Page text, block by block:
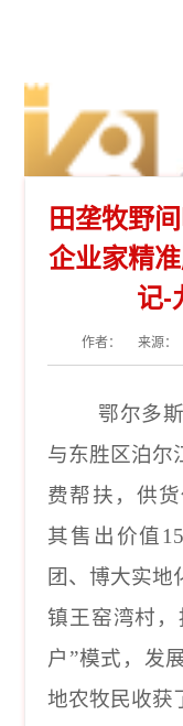
田垄牧野
企业家精
记-
作者： 来源：
鄂尔多
与东胜区泊尔
费帮扶，供
其售出价值
团、博大实地
镇王窑湾村，
户”模式，发
地农牧民收获